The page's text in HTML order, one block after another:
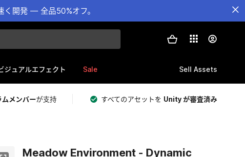
く開発 — 全品50%オフ。
ジュアルエフェクト Sale Sell Assets
メンバーが支持 すべてのアセットを Unity が審査済み
Meadow Environment - Dynamic